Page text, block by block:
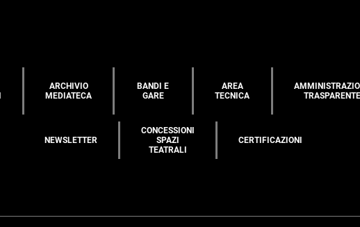
ARCHIVIO
MEDIATECA
BANDI E
GARE
AREA
TECNICA
TRASPARENTE
NEWSLETTER
CONCESSIONI
SPAZI
TEATRALI
CERTIFICAZIONI